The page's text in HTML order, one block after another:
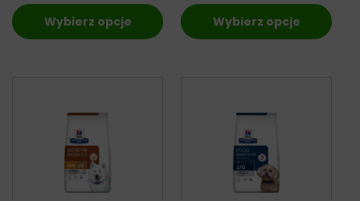
Wybierz opcje Wybierz opcje